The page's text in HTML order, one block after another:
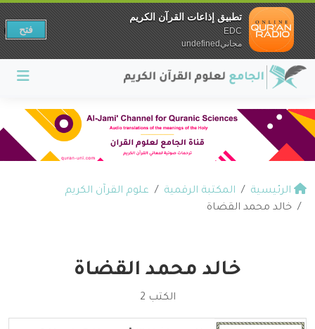
الرئيسية المكتبة الرقمية
علوم القرآن الكريم
خالد محمد القضاة
خالد محمد القضاة
الكتب 2
تطبيق إذاعات القرآن الكريم
EDC
مجانيundefined
فتح